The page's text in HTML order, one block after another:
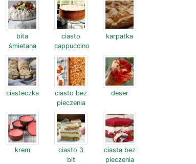
bita
śmietana
ciasto
cappuccino
karpatka
ciasteczka
ciasto bez
pieczenia
deser
krem
ciasto 3
bit
ciasta bez
pieczenia